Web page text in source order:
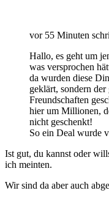
vor 55 Minuten
Hallo, es geht um
was versprochen
da wurden diese
geklärt, sondern der
Freundschaften
hier um Millionen,
nicht geschenkt!
So ein Deal wurde
Ist gut, du kannst oder
ich meinten.
Wir sind da aber auch